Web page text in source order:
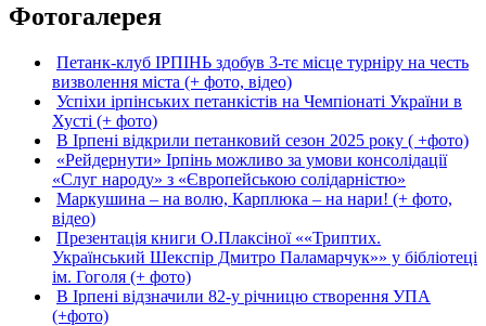
Фотогалерея
Петанк-клуб ІРПІНЬ здобув 3-тє місце турніру на честь
визволення міста (+ фото, відео)
Успіхи ірпінських петанкістів на Чемпіонаті України в
Хусті (+ фото)
В Ірпені відкрили петанковий сезон 2025 року ( +фото)
«Рейдернути» Ірпінь можливо за умови консолідації
«Слуг народу» з «Європейською солідарністю»
Маркушина – на волю, Карплюка – на нари! (+ фото,
відео)
Презентація книги О.Плаксіної ««Триптих.
Український Шекспір Дмитро Паламарчук»» у бібліотеці
ім. Гоголя (+ фото)
В Ірпені відзначили 82-у річницю створення УПА
(+фото)